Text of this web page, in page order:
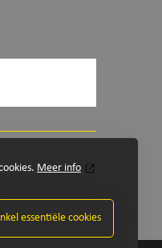
Meer info
essentiële cookies